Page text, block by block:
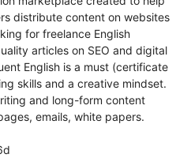
distribute content on websites
for freelance English
articles on SEO and digital
English is a must (certificate
skills and a creative mindset.
and long-form content
emails, white papers.